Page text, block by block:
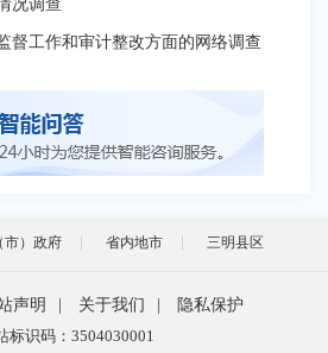
况调查
督工作和审计整改方面的网络调查
市）政府 省内地市 三明县区
声明 关于我们
隐私保护
标识码：3504030001